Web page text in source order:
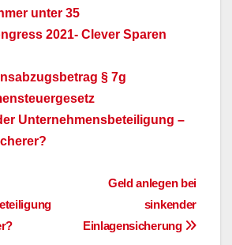
unter 35
2021- Clever Sparen
§ 7g
Unternehmensbeteiligung –
Geld anlegen bei
sinkender
Einlagensicherung